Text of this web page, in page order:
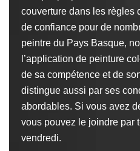
couverture dans les règles
de confiance pour de
peintre du Pays Basque,
l’application de peinture
de sa compétence et de
distingue aussi par ses
abordables. Si vous avez
vous pouvez le joindre par
vendredi.